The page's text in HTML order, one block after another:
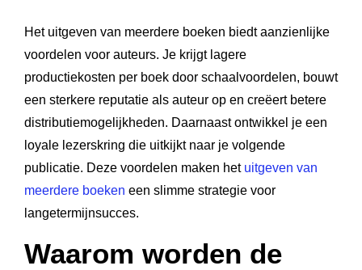
Het uitgeven van meerdere boeken biedt aanzienlijke
voordelen voor auteurs. Je krijgt lagere
productiekosten per boek door schaalvoordelen, bouwt
een sterkere reputatie als auteur op en creëert betere
distributiemogelijkheden. Daarnaast ontwikkel je een
loyale lezerskring die uitkijkt naar je volgende
publicatie. Deze voordelen maken het uitgeven van
meerdere boeken een slimme strategie voor
langetermijnsucces.
Waarom worden de